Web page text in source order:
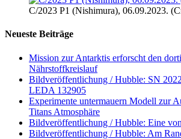
C/2023 P1 (Nishimura), 06.09.2023.
Neueste Beiträge
Mission zur Antarktis erforscht den
Nährstoffkreislauf
Bildveröffentlichung / Hubble: SN
LEDA 132905
Experimente untermauern Modell zur
Titans Atmosphäre
Bildveröffentlichung / Hubble: Eine
Bildveröffentlichung / Hubble: Am